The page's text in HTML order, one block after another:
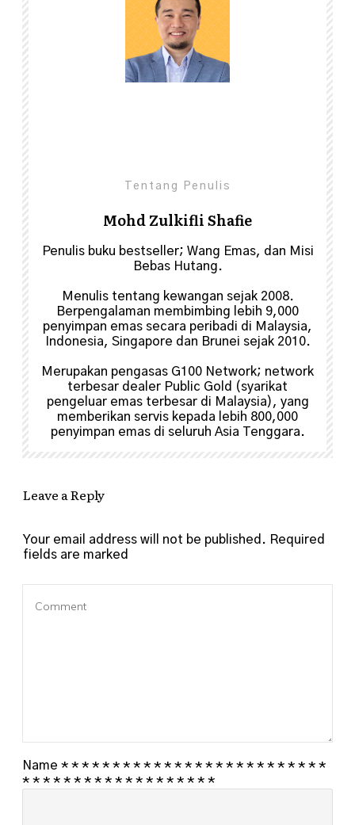
Tentang Penulis
Mohd Zulkifli Shafie
Penulis buku bestseller; Wang Emas, dan Misi
Bebas Hutang.
Menulis tentang kewangan sejak 2008.
Berpengalaman membimbing lebih 9,000
penyimpan emas secara peribadi di Malaysia,
Indonesia, Singapore dan Brunei sejak 2010.
Merupakan pengasas G100 Network; network
terbesar dealer Public Gold (syarikat
pengeluar emas terbesar di Malaysia), yang
memberikan servis kepada lebih 800,000
penyimpan emas di seluruh Asia Tenggara.
Leave a Reply
Your email address will not be published. Required
fields are marked
Name * * * * * * * * * * * * * * * * * * * * * * * * * *
* * * * * * * * * * * * * * * * * * *